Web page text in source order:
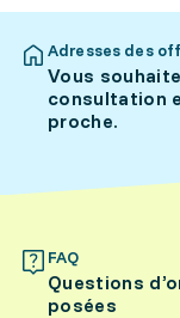
Adresses des
Vous
consultation
proche.
FAQ
Questions
posées